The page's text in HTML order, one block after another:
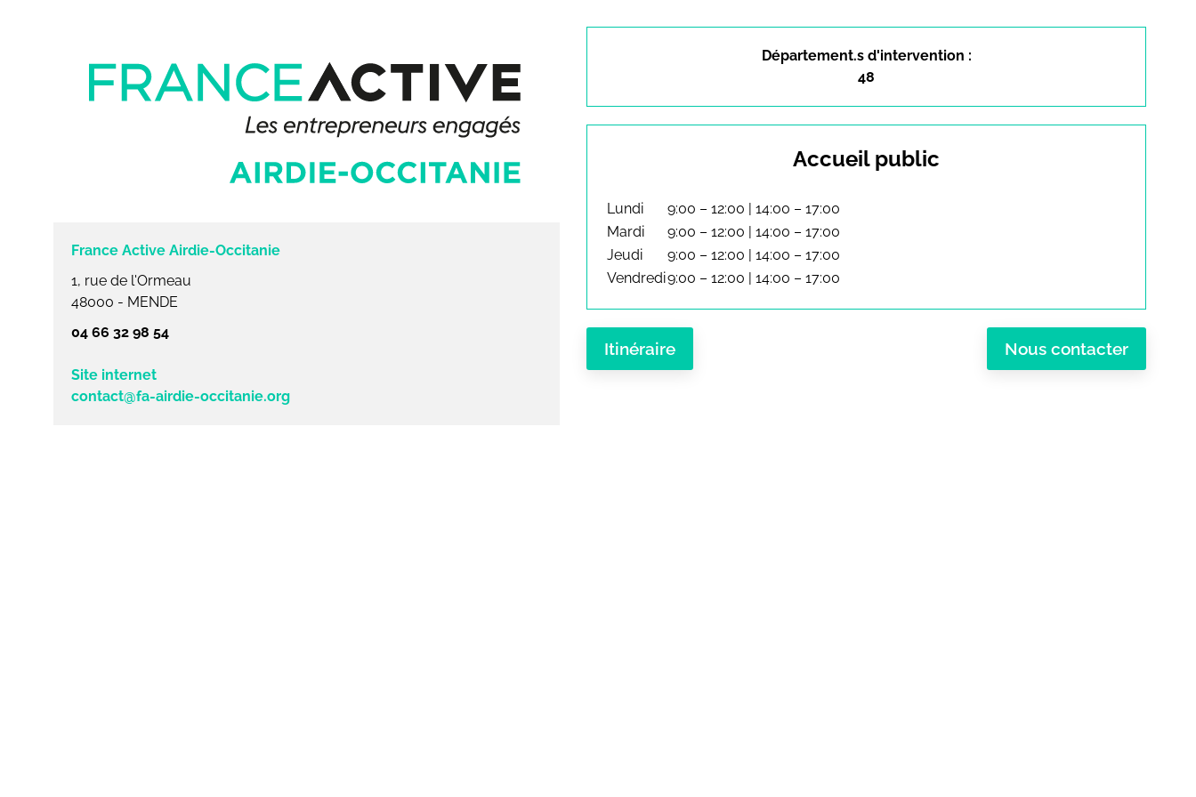
France Active Airdie-Occitanie
1, rue de l'Ormeau
48000 - MENDE
04 66 32 98 54
Site internet
contact@fa-airdie-occitanie.org
Département.s d'intervention :
48
Accueil public
Lundi
9:00 – 12:00 | 14:00 – 17:00
Mardi
9:00 – 12:00 | 14:00 – 17:00
Jeudi
9:00 – 12:00 | 14:00 – 17:00
Vendredi9:00 – 12:00 | 14:00 – 17:00
Itinéraire Nous contacter